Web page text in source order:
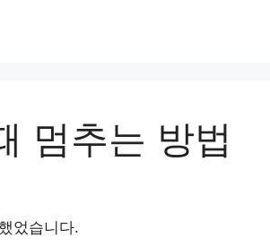
멈추는 방법
었습니다.